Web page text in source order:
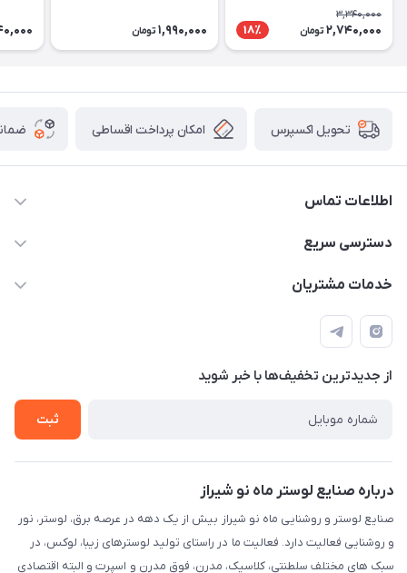
دوبل
3,340,000
2,740,000 تومان 18٪ 1,990,000 تومان
تحویل اکسپرس امکان پرداخت اقساطی
اطلاعات تماس
09171115348
طبقه همکف واحد 131
دسترسی سریع
مجله فروشگاه
درباره ما
تماس با ما
خدمات مشتریان
قوانین و مقررات
حریم خصوصی
راهنما
از جدید‌ترین تخفیف‌ها با‌ خبر شوید
ثبت
درباره صنایع لوستر ماه نو شیراز
صنایع لوستر و روشنایی ماه نو شیراز بیش از یک دهه در عرصه برق، لوستر، نور
و روشنایی فعالیت دارد. فعالیت ما در راستای تولید لوسترهای زیبا، لوکس، در
سبک های مختلف سلطنتی، کلاسیک، مدرن، فوق مدرن و اسپرت و البته اقتصادی